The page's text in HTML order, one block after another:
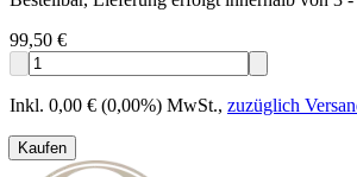
99,50 €
Inkl. 0,00 € (0,00%) MwSt., zuzüglich
Kaufen